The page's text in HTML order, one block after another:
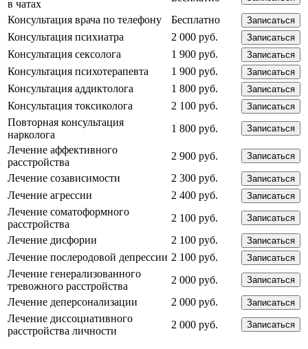
в чатах
Консультация врача по телефону Бесплатно Записаться
Консультация психиатра 2 000 руб. Записаться
Консультация сексолога 1 900 руб. Записаться
Консультация психотерапевта 1 900 руб. Записаться
Консультация аддиктолога 1 800 руб. Записаться
Консультация токсиколога 2 100 руб. Записаться
Повторная консультация
нарколога
1 800 руб. Записаться
Лечение аффективного
расстройства
2 900 руб. Записаться
Лечение созависимости 2 300 руб. Записаться
Лечение агрессии 2 400 руб. Записаться
Лечение соматоформного
расстройства
2 100 руб. Записаться
Лечение дисфории 2 100 руб. Записаться
Лечение послеродовой депрессии 2 100 руб. Записаться
Лечение генерализованного
тревожного расстройства
2 000 руб. Записаться
Лечение деперсонализации 2 000 руб. Записаться
Лечение диссоциативного
расстройства личности
2 000 руб. Записаться